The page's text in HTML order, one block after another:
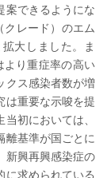
案できるようにな
クレード）のエム
大しました。ま
り重症率の高い
クス感染者数が増
は重要な示唆を提
初においては、
離基準が国ごとに
新興再興感染症の
に求められている